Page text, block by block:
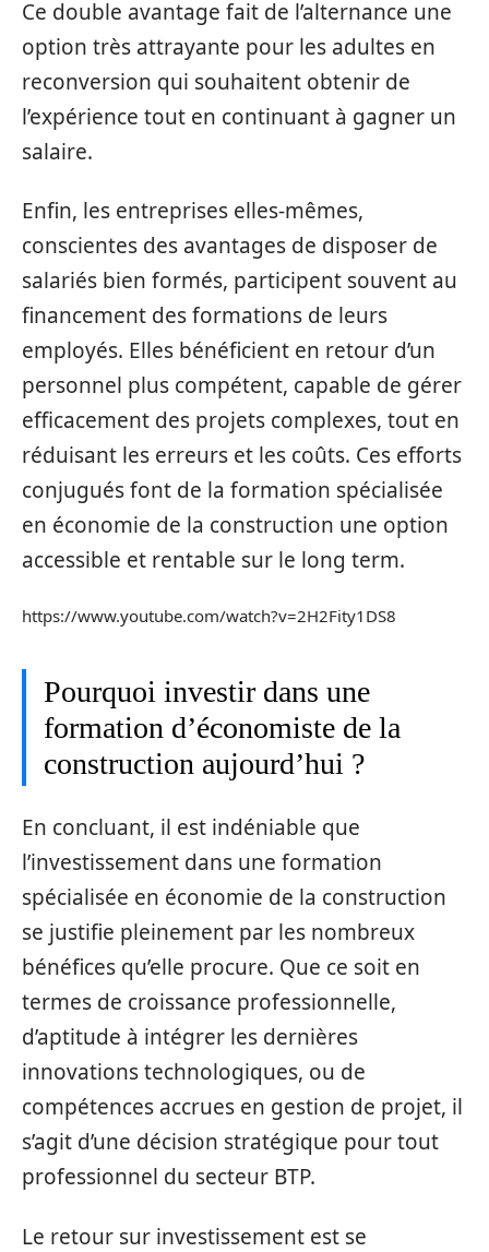
Ce double avantage fait de l’alternance une
option très attrayante pour les adultes en
reconversion qui souhaitent obtenir de
l’expérience tout en continuant à gagner un
salaire.
Enfin, les entreprises elles-mêmes,
conscientes des avantages de disposer de
salariés bien formés, participent souvent au
financement des formations de leurs
employés. Elles bénéficient en retour d’un
personnel plus compétent, capable de gérer
efficacement des projets complexes, tout en
réduisant les erreurs et les coûts. Ces efforts
conjugués font de la formation spécialisée
en économie de la construction une option
accessible et rentable sur le long term.
https://www.youtube.com/watch?v=2H2Fity1DS8
Pourquoi investir dans une
formation d’économiste de la
construction aujourd’hui ?
En concluant, il est indéniable que
l’investissement dans une formation
spécialisée en économie de la construction
se justifie pleinement par les nombreux
bénéfices qu’elle procure. Que ce soit en
termes de croissance professionnelle,
d’aptitude à intégrer les dernières
innovations technologiques, ou de
compétences accrues en gestion de projet, il
s’agit d’une décision stratégique pour tout
professionnel du secteur BTP.
Le retour sur investissement est se